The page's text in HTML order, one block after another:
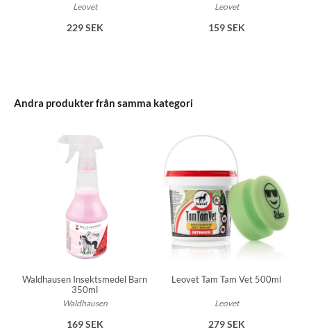
Leovet
229 SEK
Leovet
159 SEK
Andra produkter från samma kategori
Waldhausen Insektsmedel Barn
350ml
Waldhausen
169 SEK
Leovet Tam Tam Vet 500ml
Leovet
279 SEK